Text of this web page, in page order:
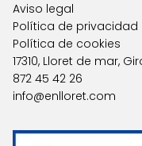
Aviso legal
Política de privacidad
Política de cookies
17310, Lloret de mar,
872 45 42 26
info@enlloret.com